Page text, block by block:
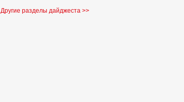
Другие разделы дайджеста >>